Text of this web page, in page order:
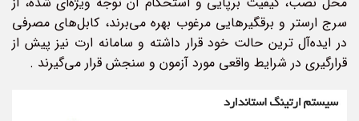
سرج ارستر و برقگیرهایی مرغوب بهره می‌برند، کابل‌های مصرفی
در ایده‌آل ترین حالت خود قرار داشته و سامانه ارت نیز پیش از
قرارگیری در شرایط واقعی مورد آزمون و سنجش قرار می‌گیرند .